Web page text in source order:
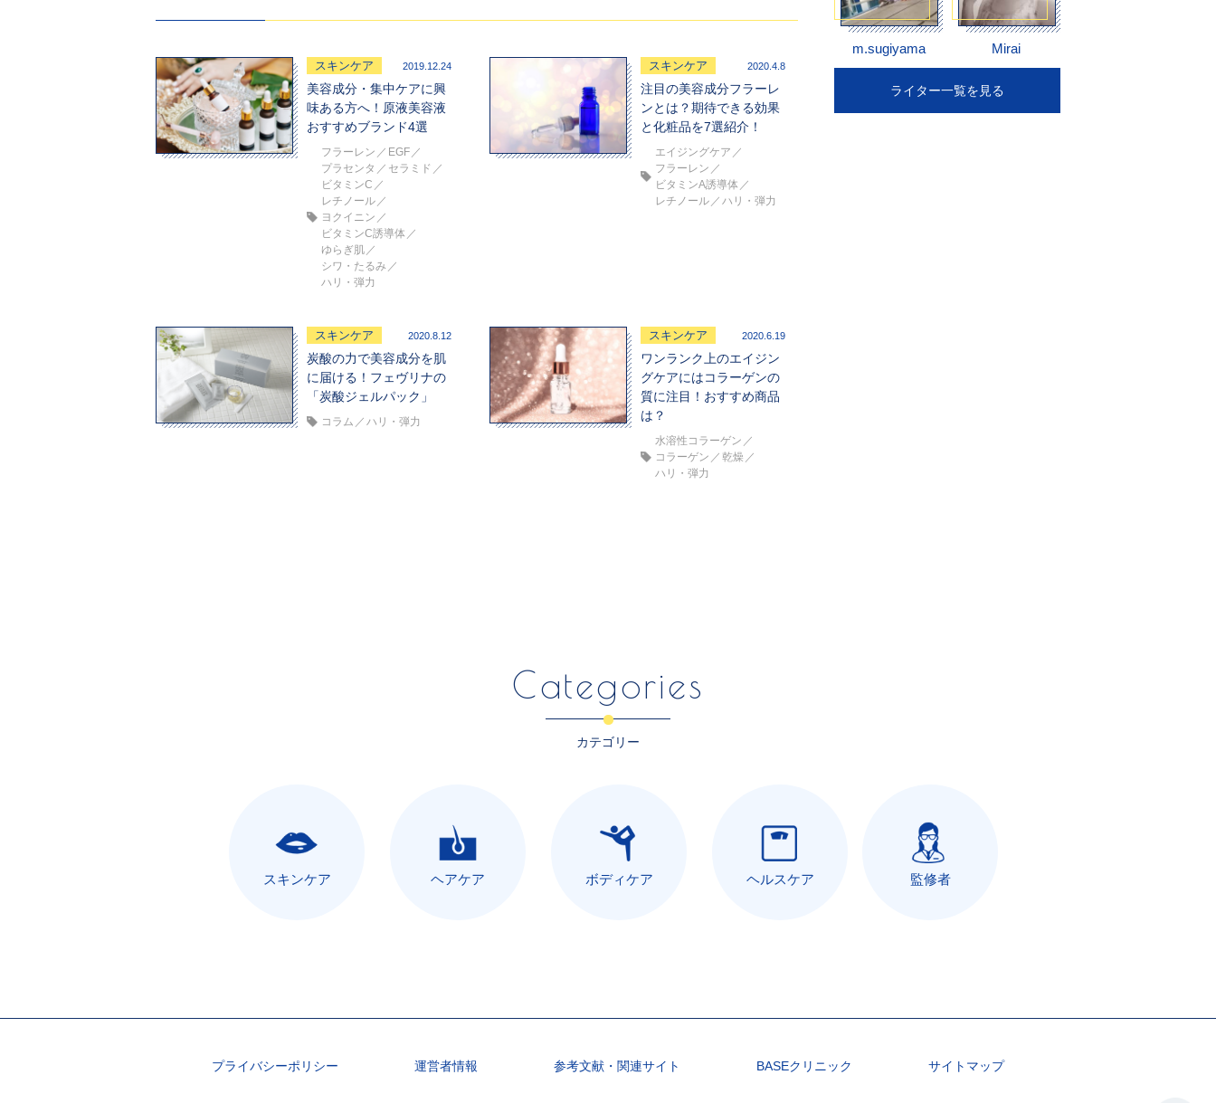
スキンケア 2019.12.24
美容成分・集中ケアに興
味ある方へ！原液美容液
おすすめブランド4選
フラーレン
EGF
プラセンタ
セラミド
ビタミンC
レチノール
ヨクイニン
ビタミンC誘導体
ゆらぎ肌
シワ・たるみ
ハリ・弾力
スキンケア 2020.4.8
注目の美容成分フラーレ
ンとは？期待できる効果
と化粧品を7選紹介！
エイジングケア
フラーレン
ビタミンA誘導体
レチノール
ハリ・弾力
スキンケア 2020.8.12
炭酸の力で美容成分を肌
に届ける！フェヴリナの
「炭酸ジェルパック」
コラム ハリ・弾力
スキンケア 2020.6.19
ワンランク上のエイジン
グケアにはコラーゲンの
質に注目！おすすめ商品
は？
水溶性コラーゲン
コラーゲン
乾燥
ハリ・弾力
m.sugiyama Mirai
ライター一覧を見る
Categories
カテゴリー
スキンケア ヘアケア ボディケア ヘルスケア 監修者
プライバシーポリシー 運営者情報 参考文献・関連サイト BASEクリニック サイトマップ